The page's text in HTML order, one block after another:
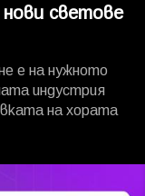
светове
е на нужното
индустрия
на хората